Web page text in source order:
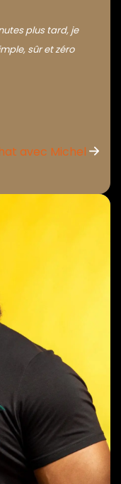
plus tard, je
sûr et zéro
avec Michel